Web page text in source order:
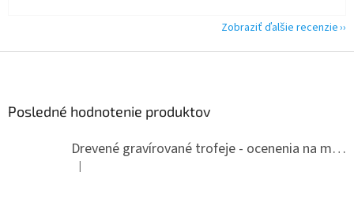
Zobraziť ďalšie recenzie
Posledné hodnotenie produktov
Drevené gravírované trofeje - ocenenia na mieru
Hodnotenie produktu je 5 z 5 hviezdičiek.
|